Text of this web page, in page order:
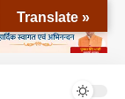
Translate »